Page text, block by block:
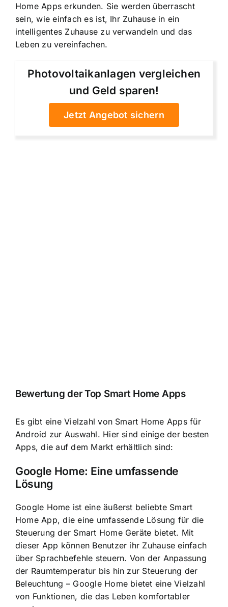
Home Apps erkunden. Sie werden überrascht
sein, wie einfach es ist, Ihr Zuhause in ein
intelligentes Zuhause zu verwandeln und das
Leben zu vereinfachen.
Photovoltaikanlagen vergleichen
und Geld sparen!
Jetzt Angebot sichern
Bewertung der Top Smart Home Apps
Es gibt eine Vielzahl von Smart Home Apps für
Android zur Auswahl. Hier sind einige der besten
Apps, die auf dem Markt erhältlich sind:
Google Home: Eine umfassende
Lösung
Google Home ist eine äußerst beliebte Smart
Home App, die eine umfassende Lösung für die
Steuerung der Smart Home Geräte bietet. Mit
dieser App können Benutzer ihr Zuhause einfach
über Sprachbefehle steuern. Von der Anpassung
der Raumtemperatur bis hin zur Steuerung der
Beleuchtung – Google Home bietet eine Vielzahl
von Funktionen, die das Leben komfortabler